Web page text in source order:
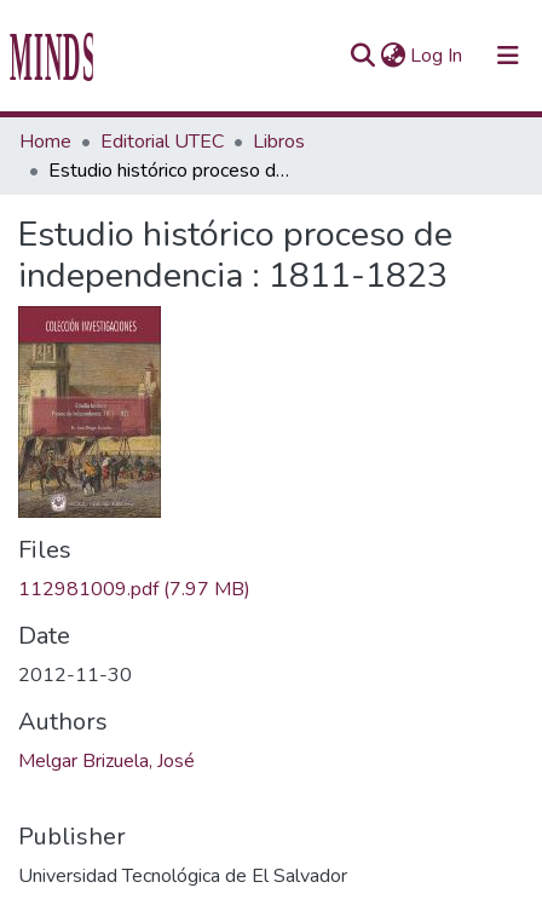
Log In (current)
Communities & Collections
All of Repository UTEC
Statistics
Home Editorial UTEC
Libros
Estudio histórico proceso de independencia : 1811-1823
Estudio histórico proceso de
independencia : 1811-1823
Files
112981009.pdf(7.97 MB)
Date
2012-11-30
Authors
Melgar Brizuela, José
Publisher
Universidad Tecnológica de El Salvador